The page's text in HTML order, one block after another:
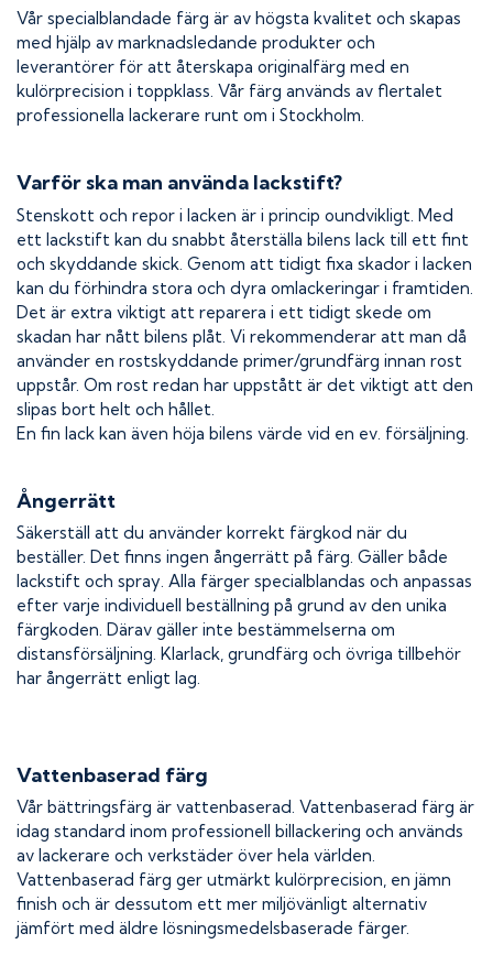
Vår specialblandade färg är av högsta kvalitet och skapas
med hjälp av marknadsledande produkter och
leverantörer för att återskapa originalfärg med en
kulörprecision i toppklass. Vår färg används av flertalet
professionella lackerare runt om i Stockholm.
Varför ska man använda lackstift?
Stenskott och repor i lacken är i princip oundvikligt. Med
ett lackstift kan du snabbt återställa bilens lack till ett fint
och skyddande skick. Genom att tidigt fixa skador i lacken
kan du förhindra stora och dyra omlackeringar i framtiden.
Det är extra viktigt att reparera i ett tidigt skede om
skadan har nått bilens plåt. Vi rekommenderar att man då
använder en rostskyddande primer/grundfärg innan rost
uppstår. Om rost redan har uppstått är det viktigt att den
slipas bort helt och hållet.
En fin lack kan även höja bilens värde vid en ev. försäljning.
Ångerrätt
Säkerställ att du använder korrekt färgkod när du
beställer. Det finns ingen ångerrätt på färg. Gäller både
lackstift och spray. Alla färger specialblandas och anpassas
efter varje individuell beställning på grund av den unika
färgkoden. Därav gäller inte bestämmelserna om
distansförsäljning. Klarlack, grundfärg och övriga tillbehör
har ångerrätt enligt lag.
Vattenbaserad färg
Vår bättringsfärg är vattenbaserad. Vattenbaserad färg är
idag standard inom professionell billackering och används
av lackerare och verkstäder över hela världen.
Vattenbaserad färg ger utmärkt kulörprecision, en jämn
finish och är dessutom ett mer miljövänligt alternativ
jämfört med äldre lösningsmedelsbaserade färger.